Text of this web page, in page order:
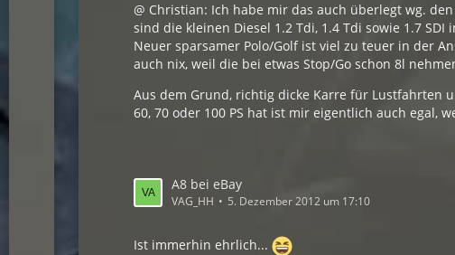
@ Christian: Ich habe mir das auch überlegt wg.
sind die kleinen Diesel 1.2 Tdi, 1.4 Tdi sowie 1.7
Neuer sparsamer Polo/Golf ist viel zu teuer in der
auch nix, weil die bei etwas Stop/Go schon 8l
Aus dem Grund, richtig dicke Karre für Lustfahrten
60, 70 oder 100 PS hat ist mir eigentlich auch egal,
A8 bei eBay
VAG_HH 5. Dezember 2012 um 17:10
Ist immerhin ehrlich...